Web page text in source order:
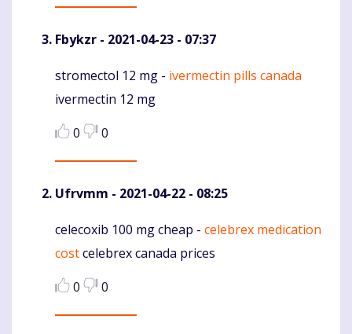
Fbykzr - 2021-04-23 - 07:37
Komentaras
stromectol 12 mg - ivermectin pills canada
ivermectin 12 mg
0
0
Ufrvmm - 2021-04-22 - 08:25
Komentaras
celecoxib 100 mg cheap - celebrex medication
costcelebrex canada prices
0
0